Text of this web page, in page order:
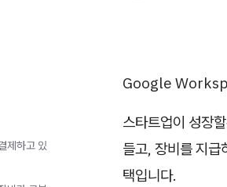
Google
스타트업이 성장
들고, 장비를 지급
택입니다.
제하고 있